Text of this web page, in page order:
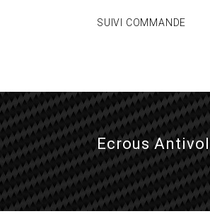
SUIVI COMMANDE
Ecrous